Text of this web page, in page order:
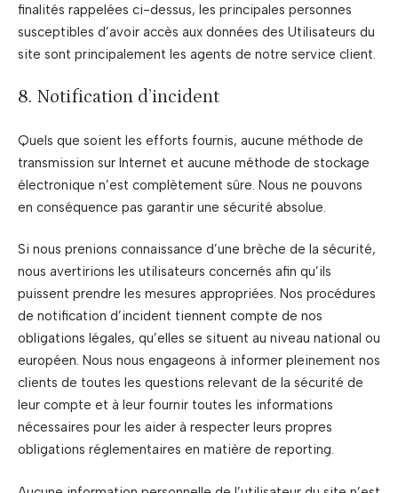
finalités rappelées ci-dessus, les principales personnes
susceptibles d’avoir accès aux données des Utilisateurs du
site sont principalement les agents de notre service client.
8. Notification d’incident
Quels que soient les efforts fournis, aucune méthode de
transmission sur Internet et aucune méthode de stockage
électronique n’est complètement sûre. Nous ne pouvons
en conséquence pas garantir une sécurité absolue.
Si nous prenions connaissance d’une brèche de la sécurité,
nous avertirions les utilisateurs concernés afin qu’ils
puissent prendre les mesures appropriées. Nos procédures
de notification d’incident tiennent compte de nos
obligations légales, qu’elles se situent au niveau national ou
européen. Nous nous engageons à informer pleinement nos
clients de toutes les questions relevant de la sécurité de
leur compte et à leur fournir toutes les informations
nécessaires pour les aider à respecter leurs propres
obligations réglementaires en matière de reporting.